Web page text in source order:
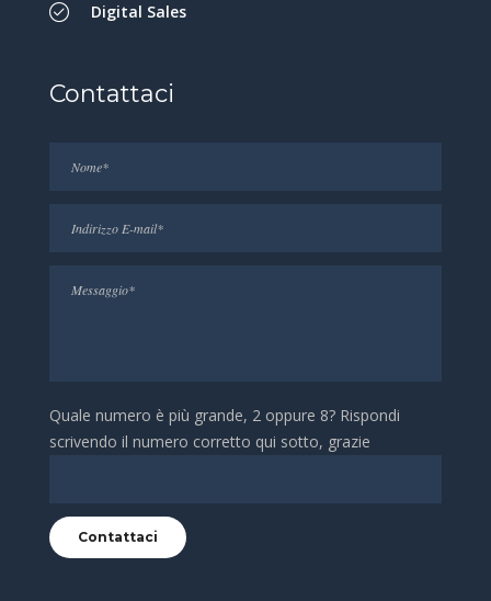
Digital Sales
Contattaci
Quale numero è più grande, 2 oppure 8? Rispondi
scrivendo il numero corretto qui sotto, grazie